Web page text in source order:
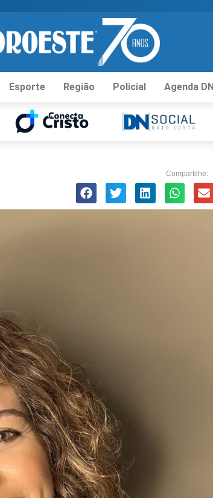
Esporte Região Policial Agenda DN
Compartilhe: